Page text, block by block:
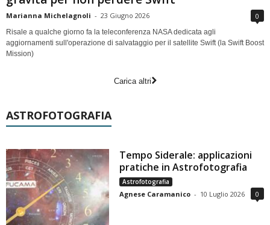
Marianna Michelagnoli - 23 Giugno 2026 0
Risale a qualche giorno fa la teleconferenza NASA dedicata agli
aggiornamenti sull'operazione di salvataggio per il satellite Swift (la Swift Boost
Mission)
Carica altri
ASTROFOTOGRAFIA
Tempo Siderale: applicazioni
pratiche in Astrofotografia
Astrofotografia
Agnese Caramanico - 10 Luglio 2026 0